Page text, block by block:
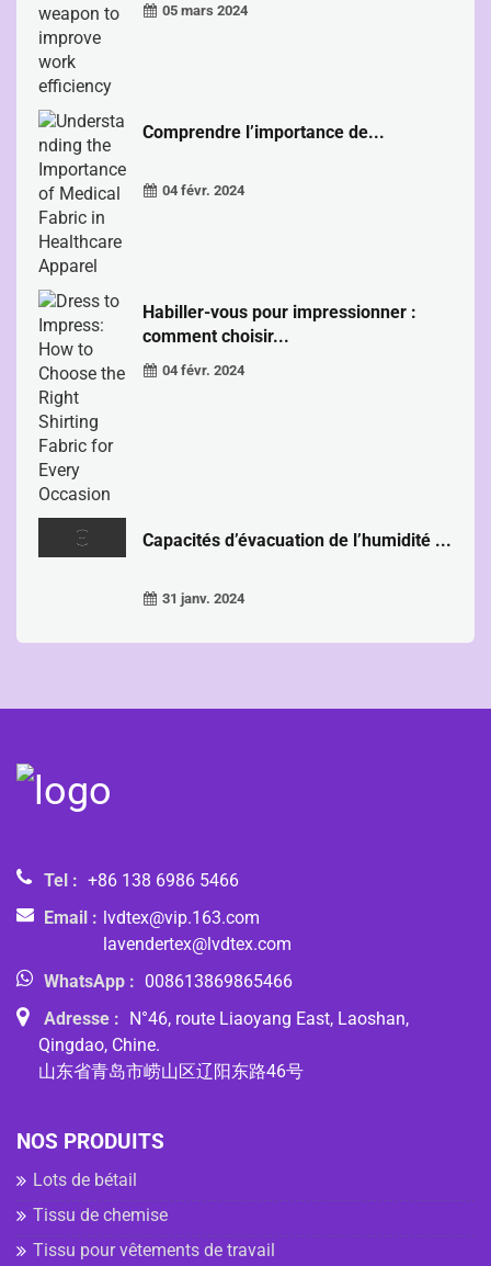
05 mars 2024
Comprendre l’importance de...
04 févr. 2024
Habiller-vous pour impressionner :
comment choisir...
04 févr. 2024
Capacités d’évacuation de l’humidité ...
31 janv. 2024
Tel : +86 138 6986 5466
Email : lvdtex@vip.163.com
lavendertex@lvdtex.com
WhatsApp : 008613869865466
Adresse : N°46, route Liaoyang East, Laoshan,
Qingdao, Chine.
山东省青岛市崂山区辽阳东路46号
NOS PRODUITS
Lots de bétail
Tissu de chemise
Tissu pour vêtements de travail